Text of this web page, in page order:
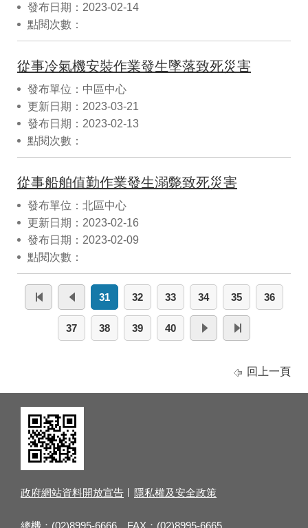
發布日期：2023-02-14
點閱次數：
從事冷氣機安裝作業發生墜落致死災害
發布單位：中區中心
更新日期：2023-03-21
發布日期：2023-02-13
點閱次數：
從事船舶值勤作業發生溺斃致死災害
發布單位：北區中心
更新日期：2023-02-16
發布日期：2023-02-09
點閱次數：
31 32 33 34 35 36
37 38 39 40
回上一頁
政府網站資料開放宣告 隱私權及安全政策
總機：(02)8995-6666 FAX：(02)8995-6665